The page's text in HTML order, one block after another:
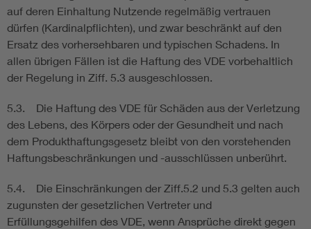
auf deren Einhaltung Nutzende regelmäßig vertrauen
dürfen (Kardinalpflichten), und zwar beschränkt auf den
Ersatz des vorhersehbaren und typischen Schadens. In
allen übrigen Fällen ist die Haftung des VDE vorbehaltlich
der Regelung in Ziff. 5.3 ausgeschlossen.
5.3. Die Haftung des VDE für Schäden aus der Verletzung
des Lebens, des Körpers oder der Gesundheit und nach
dem Produkthaftungsgesetz bleibt von den vorstehenden
Haftungsbeschränkungen und -ausschlüssen unberührt.
5.4. Die Einschränkungen der Ziff.5.2 und 5.3 gelten auch
zugunsten der gesetzlichen Vertreter und
Erfüllungsgehilfen des VDE, wenn Ansprüche direkt gegen